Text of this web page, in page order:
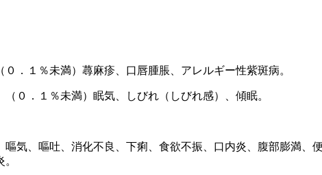
．１％未満）蕁麻疹、口唇腫脹、アレルギー性紫斑病。
０．１％未満）眠気、しびれ（しびれ感）、傾眠。
気、嘔吐、消化不良、下痢、食欲不振、口内炎、腹部膨満、